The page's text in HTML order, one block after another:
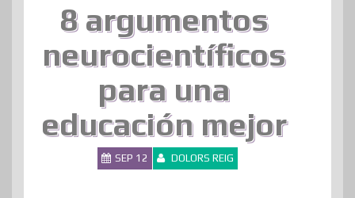
8 argumentos
neurocientíficos
para una
educación mejor
SEP 12 DOLORS REIG